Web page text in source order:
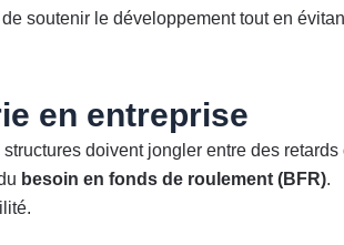
soutenir le développement tout en
en entreprise
doivent jongler entre des retards
besoin en fonds de roulement (BFR).